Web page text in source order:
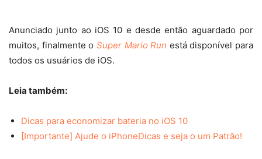
Anunciado junto ao iOS 10 e desde então aguardado por
muitos, finalmente o Super Mario Run está disponível para
todos os usuários de iOS.
Leia também:
Dicas para economizar bateria no iOS 10
[Importante] Ajude o iPhoneDicas e seja o um Patrão!